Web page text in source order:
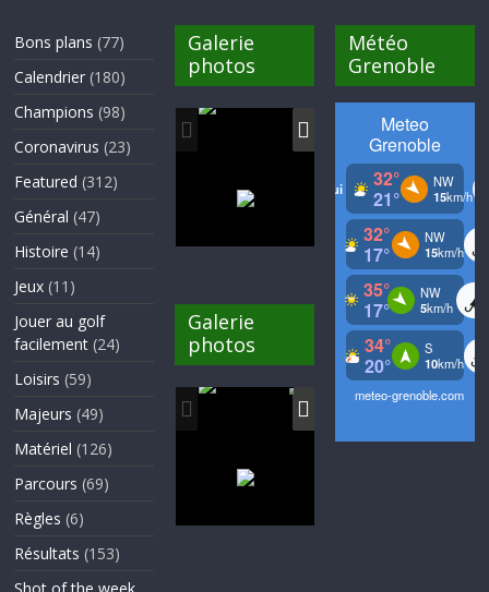
Bons plans (77)
Calendrier (180)
Champions (98)
Coronavirus (23)
Featured (312)
Général (47)
Histoire (14)
Jeux (11)
Jouer au golf
facilement (24)
Loisirs (59)
Majeurs (49)
Matériel (126)
Parcours (69)
Règles (6)
Résultats (153)
Shot of the week
Galerie
photos
Galerie
photos
Météo
Grenoble